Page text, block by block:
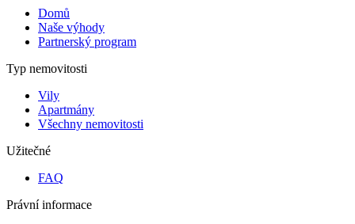
Domů
Naše výhody
Partnerský program
Typ nemovitosti
Vily
Apartmány
Všechny nemovitosti
Užitečné
FAQ
Právní informace